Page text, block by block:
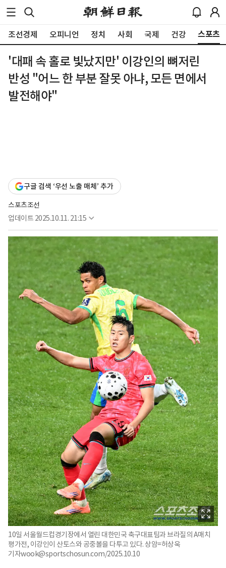
조선경제 오피니언 정치 사회 국제 건강 스포츠
'대패 속 홀로 빛났지만' 이강인의 뼈저린
반성 "어느 한 부분 잘못 아냐, 모든 면에서
발전해야"
구글 검색 ‘우선 노출 매체’ 추가
스포츠조선
업데이트 2025.10.11. 21:15
10일 서울월드컵경기장에서 열린 대한민국 축구대표팀과 브라질의 A매치
평가전, 이강인이 산토스와 공중볼을 다투고 있다. 상암=허상욱
기자wook@sportschosun.com/2025.10.10